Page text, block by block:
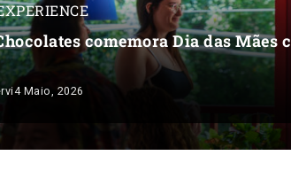
comemora Dia das Mães
4 Maio, 2026